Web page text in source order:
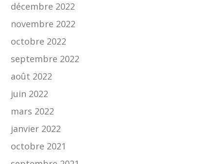
décembre 2022
novembre 2022
octobre 2022
septembre 2022
août 2022
juin 2022
mars 2022
janvier 2022
octobre 2021